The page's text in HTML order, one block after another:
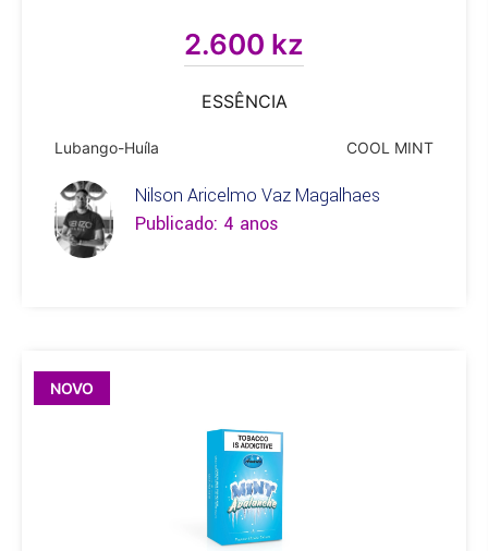
2.600 kz
ESSÊNCIA
Lubango-Huíla COOL MINT
Nilson Aricelmo Vaz Magalhaes
Publicado: 4 anos
NOVO